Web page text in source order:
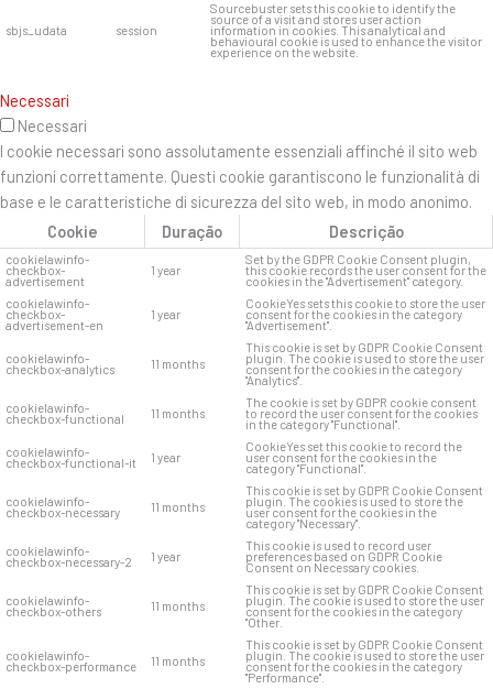
sbjs_udata session
Sourcebuster sets this cookie to identify the
source of a visit and stores user action
information in cookies. This analytical and
behavioural cookie is used to enhance the visitor
experience on the website.
Necessari
Necessari
I cookie necessari sono assolutamente essenziali affinché il sito web
funzioni correttamente. Questi cookie garantiscono le funzionalità di
base e le caratteristiche di sicurezza del sito web, in modo anonimo.
Cookie
Duração Descrição
cookielawinfo-
checkbox-
advertisement
1 year
Set by the GDPR Cookie Consent plugin,
this cookie records the user consent for the
cookies in the "Advertisement" category.
cookielawinfo-
checkbox-
advertisement-en
1 year
CookieYes sets this cookie to store the user
consent for the cookies in the category
"Advertisement".
cookielawinfo-
checkbox-analytics 11 months
This cookie is set by GDPR Cookie Consent
plugin. The cookie is used to store the user
consent for the cookies in the category
"Analytics".
cookielawinfo-
checkbox-functional 11 months
The cookie is set by GDPR cookie consent
to record the user consent for the cookies
in the category "Functional".
cookielawinfo-
checkbox-functional-it 1 year
CookieYes set this cookie to record the
user consent for the cookies in the
category "Functional".
cookielawinfo-
checkbox-necessary 11 months
This cookie is set by GDPR Cookie Consent
plugin. The cookies is used to store the
user consent for the cookies in the
category "Necessary".
cookielawinfo-
checkbox-necessary-2 1 year
This cookie is used to record user
preferences based on GDPR Cookie
Consent on Necessary cookies.
cookielawinfo-
checkbox-others 11 months
This cookie is set by GDPR Cookie Consent
plugin. The cookie is used to store the user
consent for the cookies in the category
"Other.
cookielawinfo-
checkbox-performance 11 months
This cookie is set by GDPR Cookie Consent
plugin. The cookie is used to store the user
consent for the cookies in the category
"Performance".